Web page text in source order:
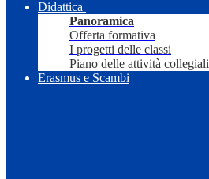
Didattica
Panoramica
Offerta formativa
I progetti delle classi
Piano delle attività collegiali
Erasmus e Scambi